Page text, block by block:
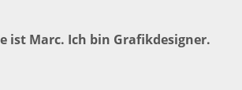
ist Marc. Ich bin Grafikdesigner.